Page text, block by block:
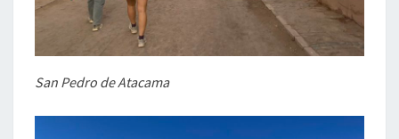
San Pedro de Atacama